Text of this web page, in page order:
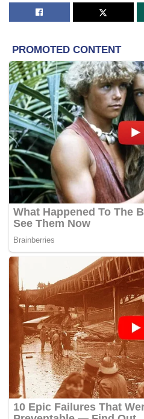
Oktober 2016 bersama peta
berkenaan, lebih daripada
“Kami juga berjumpa
Polis Daerah Dang Wangi
pukul 11 pagi, untuk
lanjut tentang perhimpunan
itu hari ini.
Justeru, Jawatankuasa
akan meneruskan
pada 19 November ini.
“Kami akan berkumpul di
Bangsar) dan Masjid Negara
bergerak ke Dataran Merdeka.
“Tiada perubahan lokasi
akan berada di sekitar
menyeru kepada rakyat
kata Jawatankuasa Pemandu
Ketua Polis Negara, Tan Sri
menafikan dakwaan
dirancang diadakan oleh
negara boleh diteruskan
perhimpunan aman sudah
Kata beliau, dakwaan itu